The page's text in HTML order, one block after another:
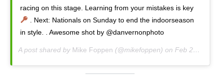
racing on this stage. Learning from your mistakes is key
. Next: Nationals on Sunday to end the indoorseason
in style. . Awesome shot by @danvernonphoto
A post shared by Mike Foppen (@mikefoppen) on Feb 21, 2020 at 2:51pm PST